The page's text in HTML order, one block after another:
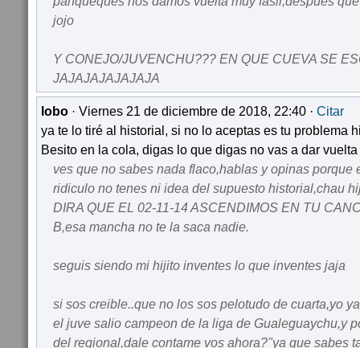
jojo
Y CONEJO/JUVENCHU??? EN QUE CUEVA SE
JAJAJAJAJAJAJA
lobo · Viernes 21 de diciembre de 2018, 22:40 · Citar
ya te lo tiré al historial, si no lo aceptas es tu problema
Besito en la cola, digas lo que digas no vas a dar
ves que no sabes nada flaco,hablas y opinas porque
ridiculo no tenes ni idea del supuesto historial,chau
DIRA QUE EL 02-11-14 ASCENDIMOS EN TU
B,esa mancha no te la saca nadie.
seguis siendo mi hijito inventes lo que inventes jaja
si sos creible..que no los sos pelotudo de cuarta,yo
el juve salio campeon de la liga de Gualeguaychu,y
del regional,dale contame vos ahora?"ya que sabes